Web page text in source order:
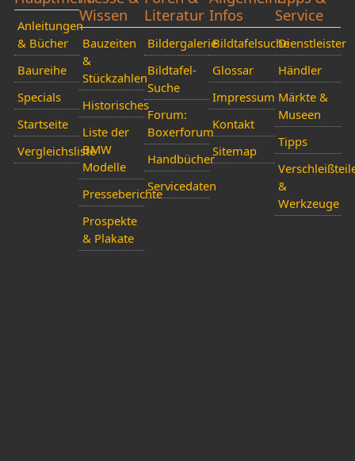
Anleitungen
& Bücher
Baureihe
Specials
Startseite
Vergleichsliste
Wissen
Bauzeiten
&
Stückzahlen
Historisches
Liste der
BMW
Modelle
Presseberichte
Prospekte
& Plakate
Literatur
Bildergalerie
Bildtafel-
Suche
Forum:
Boxerforum
Handbücher
Servicedaten
Infos
Bildtafelsuche
Glossar
Impressum
Kontakt
Sitemap
Service
Dienstleister
Händler
Märkte &
Museen
Tipps
&
Werkzeuge